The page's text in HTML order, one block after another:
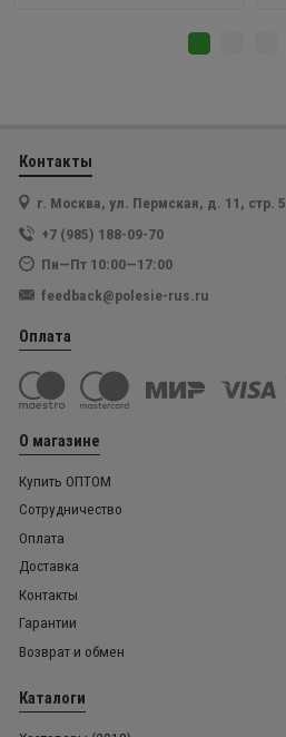
Контакты
г. Москва, ул. Пермская, д. 11, стр. 5
+7 (985) 188-09-70
Пн—Пт 10:00—17:00
feedback@polesie-rus.ru
Оплата
О магазине
Купить ОПТОМ
Сотрудничество
Оплата
Доставка
Контакты
Гарантии
Возврат и обмен
Каталоги